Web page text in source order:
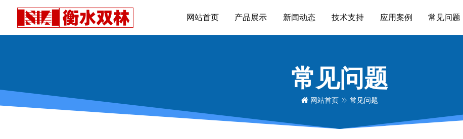
网站首页 产品展示 新闻动态 技术支持 应用案例 常见问题
常见问题
网站首页 常见问题